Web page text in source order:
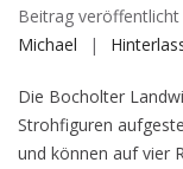
Beitrag veröffentlicht
Michael
Die Bocholter
Strohfiguren
und können auf vier